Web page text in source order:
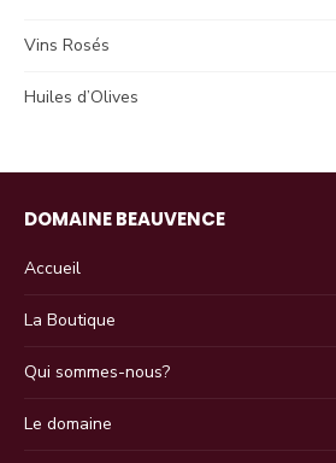
Vins Rosés
Huiles d’Olives
DOMAINE BEAUVENCE
Accueil
La Boutique
Qui sommes-nous?
Le domaine